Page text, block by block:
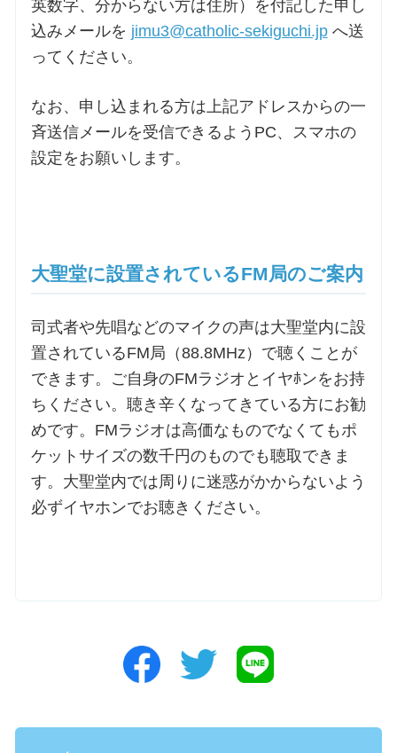
英数字、分からない方は住所）を付記した申し
込みメールを jimu3@catholic-sekiguchi.jpへ送
ってください。
なお、申し込まれる方は上記アドレスからの一
斉送信メールを受信できるようPC、スマホの
設定をお願いします。
大聖堂に設置されているFM局のご案内
司式者や先唱などのマイクの声は大聖堂内に設
置されているFM局（88.8MHz）で聴くことが
できます。ご自身のFMラジオとイヤﾎンをお持
ちください。聴き辛くなってきている方にお勧
めです。FMラジオは高価なものでなくてもポ
ケットサイズの数千円のものでも聴取できま
す。大聖堂内では周りに迷惑がかからないよう
必ずイヤホンでお聴きください。